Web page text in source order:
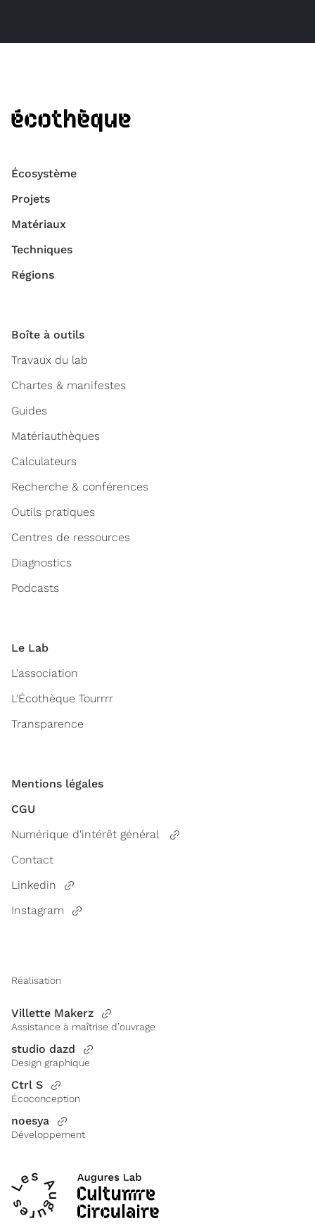
Écosystème
Projets
Matériaux
Techniques
Régions
Boîte à outils
Travaux du lab
Chartes & manifestes
Guides
Matériauthèques
Calculateurs
Recherche & conférences
Outils pratiques
Centres de ressources
Diagnostics
Podcasts
Le Lab
L'association
L'Écothèque Tourrrr
Transparence
Mentions légales
CGU
Numérique d'intérêt général
Contact
Linkedin
Instagram
Réalisation
Villette Makerz
Assistance à maîtrise d’ouvrage
studio dazd
Design graphique
Ctrl S
Écoconception
noesya
Développement